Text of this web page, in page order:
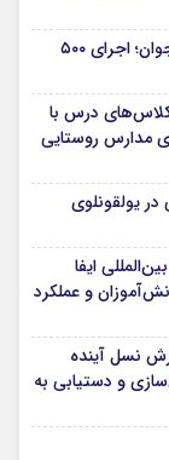
خانه نمایش امید به دنبال پر کردن خلأ تئاتر نوجوان؛ اجرای ۵۰۰
درس با
آموزشی جدید/ سهم ۵۹ درصدی مدارس روستایی
یولقونلوی
ایفا
و عملکرد
نسل آینده
و دستیابی به